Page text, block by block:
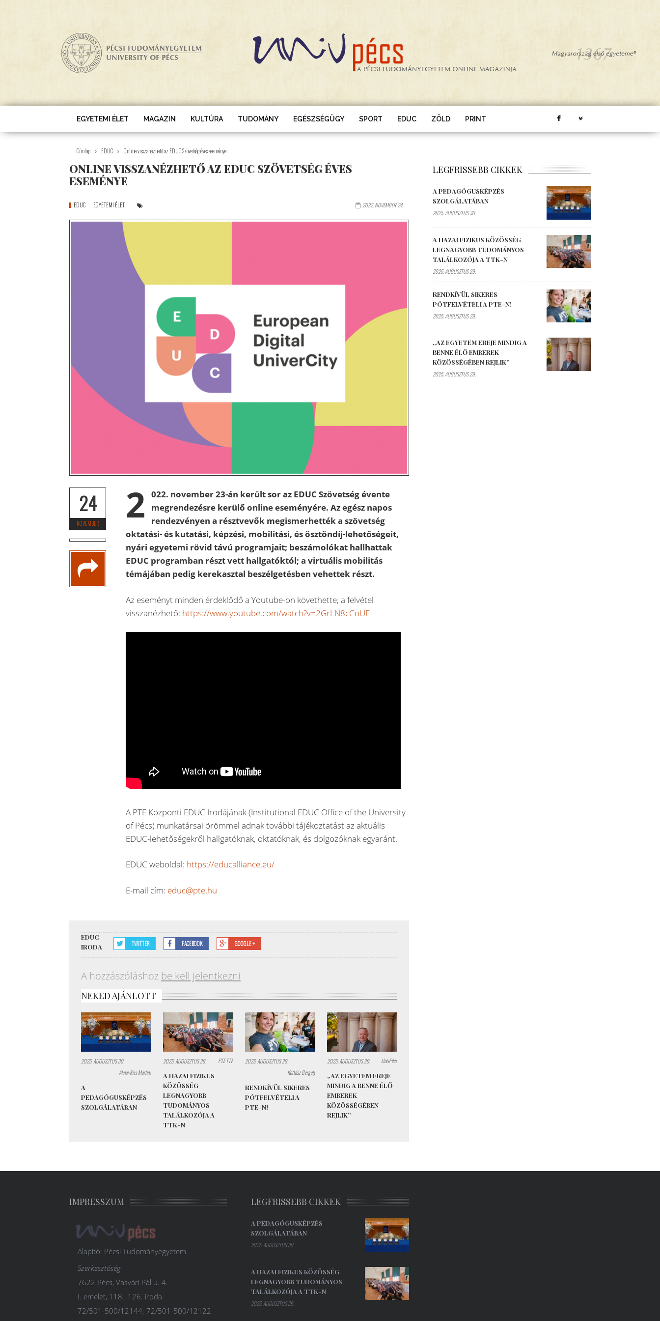
EGYETEMI ÉLET MAGAZIN KULTÚRA TUDOMÁNY EGÉSZSÉGÜGY SPORT EDUC ZÖLD PRINT
Címlap EDUC Online visszanézhető az EDUC Szövetség éves eseménye
ONLINE VISSZANÉZHETŐ AZ EDUC SZÖVETSÉG ÉVES
ESEMÉNYE
EDUC EGYETEMI ÉLET 2022. NOVEMBER 24.
24
NOVEMBER 2
022. november 23-án került sor az EDUC Szövetség évente
megrendezésre kerülő online eseményére. Az egész napos
rendezvényen a résztvevők megismerhették a szövetség
oktatási- és kutatási, képzési, mobilitási, és ösztöndíj-lehetőségeit,
nyári egyetemi rövid távú programjait; beszámolókat hallhattak
EDUC programban részt vett hallgatóktól; a virtuális mobilitás
témájában pedig kerekasztal beszélgetésben vehettek részt.
Az eseményt minden érdeklődő a Youtube-on követhette; a felvétel
visszanézhető: https://www.youtube.com/watch?v=2GrLN8cCoUE
A PTE Központi EDUC Irodájának (Institutional EDUC Office of the University
of Pécs) munkatársai örömmel adnak további tájékoztatást az aktuális
EDUC-lehetőségekről hallgatóknak, oktatóknak, és dolgozóknak egyaránt.
EDUC weboldal: https://educalliance.eu/
E-mail cím: educ@pte.hu
EDUC
IRODA
TWITTER FACEBOOK GOOGLE +
A hozzászóláshoz be kell jelentkezni
NEKED AJÁNLOTT
2025. AUGUSZTUS 30.
Aknai-Kiss Martina
A
PEDAGÓGUSKÉPZÉS
SZOLGÁLATÁBAN
2025. AUGUSZTUS 29. PTE TTK
A HAZAI FIZIKUS
KÖZÖSSÉG
LEGNAGYOBB
TUDOMÁNYOS
TALÁLKOZÓJA A
TTK-N
2025. AUGUSZTUS 29.
Kottász Gergely
RENDKÍVÜL SIKERES
PÓTFELVÉTELI A
PTE-N!
2025. AUGUSZTUS 29. UnivPécs
„AZ EGYETEM EREJE
MINDIG A BENNE ÉLŐ
EMBEREK
KÖZÖSSÉGÉBEN
REJLIK”
LEGFRISSEBB CIKKEK
A PEDAGÓGUSKÉPZÉS
SZOLGÁLATÁBAN
2025. AUGUSZTUS 30.
A HAZAI FIZIKUS KÖZÖSSÉG
LEGNAGYOBB TUDOMÁNYOS
TALÁLKOZÓJA A TTK-N
2025. AUGUSZTUS 29.
RENDKÍVÜL SIKERES
PÓTFELVÉTELI A PTE-N!
2025. AUGUSZTUS 29.
„AZ EGYETEM EREJE MINDIG A
BENNE ÉLŐ EMBEREK
KÖZÖSSÉGÉBEN REJLIK”
2025. AUGUSZTUS 29.
IMPRESSZUM
Alapító: Pécsi Tudományegyetem
Szerkesztőség
7622 Pécs, Vasvári Pál u. 4.
I. emelet, 118., 126. iroda
72/501-500/12144; 72/501-500/12122
LEGFRISSEBB CIKKEK
A PEDAGÓGUSKÉPZÉS
SZOLGÁLATÁBAN
2025. AUGUSZTUS 30.
A HAZAI FIZIKUS KÖZÖSSÉG
LEGNAGYOBB TUDOMÁNYOS
TALÁLKOZÓJA A TTK-N
2025. AUGUSZTUS 29.